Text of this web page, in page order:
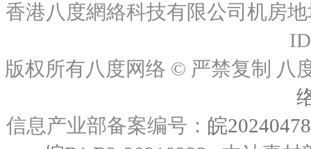
香港八度網絡科技有限公司机房
版权所有八度网络 © 严禁复制
信息产业部备案编号： 皖